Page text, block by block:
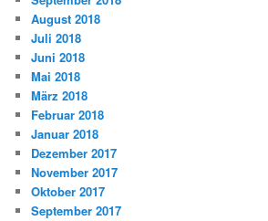
August 2018
Juli 2018
Juni 2018
Mai 2018
März 2018
Februar 2018
Januar 2018
Dezember 2017
November 2017
Oktober 2017
September 2017